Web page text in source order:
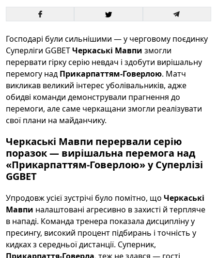
Господарі були сильнішими — у черговому поєдинку
Суперліги GGBETЧеркаські Мавпи змогли
перервати гірку серію невдач і здобути вирішальну
перемогу над Прикарпаттям-Говерлою. Матч
викликав великий інтерес уболівальників, адже
обидві команди демонстрували прагнення до
перемоги, але саме черкащани змогли реалізувати
свої плани на майданчику.
Черкаські Мавпи перервали серію
поразок — вирішальна перемога над
«Прикарпаттям-Говерлою» у Суперлізі
GGBET
Упродовж усієї зустрічі було помітно, що Черкаські
Мавпи налаштовані агресивно в захисті й терпляче
в нападі. Команда тренера показала дисципліну у
пресингу, високий процент підбирань і точність у
кидках з середньої дистанції. Суперник,